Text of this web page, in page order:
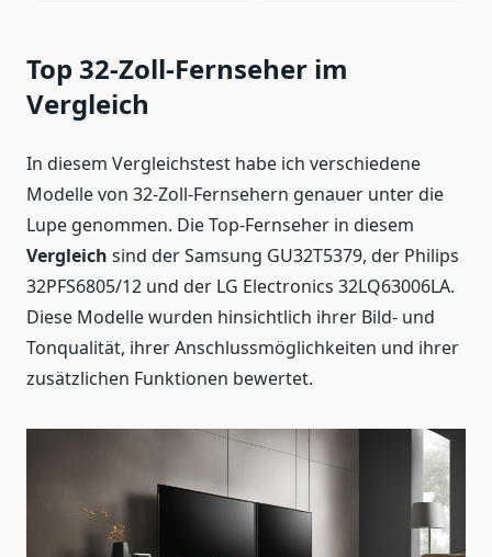
Top 32-Zoll-Fernseher im
Vergleich
In diesem Vergleichstest habe ich verschiedene
Modelle von 32-Zoll-Fernsehern genauer unter die
Lupe genommen. Die Top-Fernseher in diesem
Vergleich sind der Samsung GU32T5379, der Philips
32PFS6805/12 und der LG Electronics 32LQ63006LA.
Diese Modelle wurden hinsichtlich ihrer Bild- und
Tonqualität, ihrer Anschlussmöglichkeiten und ihrer
zusätzlichen Funktionen bewertet.